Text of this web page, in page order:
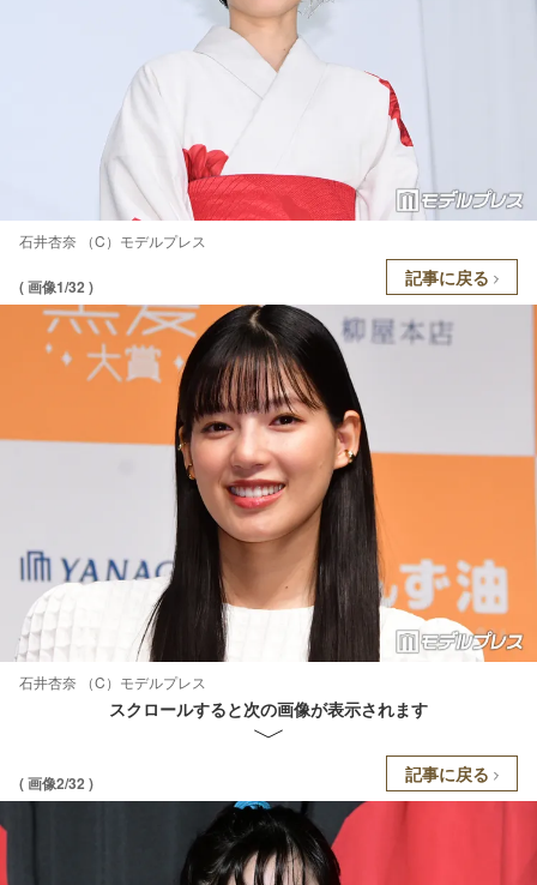
石井杏奈 （C）モデルプレス
( 画像1/32 ) 記事に戻る
石井杏奈 （C）モデルプレス
スクロールすると次の画像が表示されます
( 画像2/32 ) 記事に戻る